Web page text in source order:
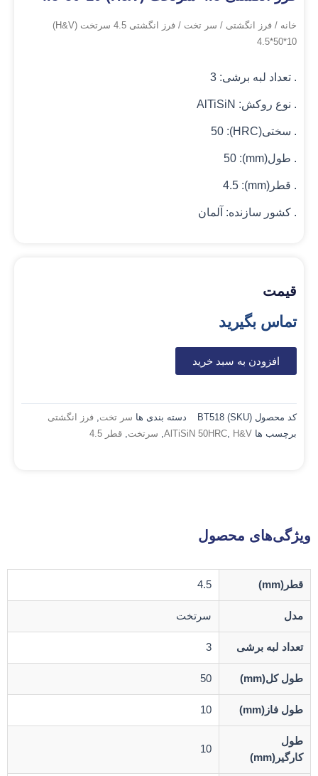
خانه / فرز انگشتی / سر تخت
/ فرز انگشتی 4.5 سرتخت (H&V)
4.5*50*10
. تعداد لبه برشی: 3
. نوع روکش: AlTiSiN
. سختی(HRC): 50
. طول(mm): 50
. قطر(mm): 4.5
. کشور سازنده: آلمان
قیمت
تماس بگیرید
افزودن به سبد خرید
کد محصول (SKU) BT518 دسته بندی ها سر تخت فرز انگشتی
برچسب ها
AlTiSiN 50HRC H&V سرتخت قطر 4.5
ویژگی‌های محصول
قطر(mm) 4.5
مدل سرتخت
تعداد لبه برشی 3
طول کل(mm) 50
طول فاز(mm) 10
طول
کارگیر(mm)
10